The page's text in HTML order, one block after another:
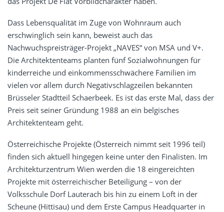
Dass Lebensqualität im Zuge von Wohnraum auch
erschwinglich sein kann, beweist auch das
Nachwuchspreisträger-Projekt „NAVES“ von MSA und V+.
Die Architektenteams planten fünf Sozialwohnungen für
kinderreiche und einkommensschwächere Familien im
vielen vor allem durch Negativschlagzeilen bekannten
Brüsseler Stadtteil Schaerbeek. Es ist das erste Mal, dass der
Preis seit seiner Gründung 1988 an ein belgisches
Architektenteam geht.
Österreichische Projekte (Österreich nimmt seit 1996 teil)
finden sich aktuell hingegen keine unter den Finalisten. Im
Architekturzentrum Wien werden die 18 eingereichten
Projekte mit österreichischer Beteiligung – von der
Volksschule Dorf Lauterach bis hin zu einem Loft in der
Scheune (Hittisau) und dem Erste Campus Headquarter in